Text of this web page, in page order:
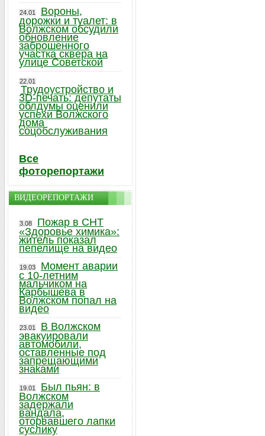
24.01
Вороны,
дорожки и туалет: в
Волжском обсудили
обновление
заброшенного
участка сквера на
улице Советской
22.01
Трудоустройство и
3D-печать: депутаты
облдумы оценили
успехи Волжского
дома
соцобслуживания
Все
фоторепортажи
ВИДЕОРЕПОРТАЖИ
3.08
Пожар в СНТ
«Здоровье химика»:
житель показал
пепелище на видео
19.03
Момент аварии
с 10-летним
мальчиком на
Карбышева в
Волжском попал на
видео
23.01
В Волжском
эвакуировали
автомобили,
оставленные под
запрещающими
знаками
19.01
Был пьян: в
Волжском
задержали
вандала,
оторвавшего лапки
суслику